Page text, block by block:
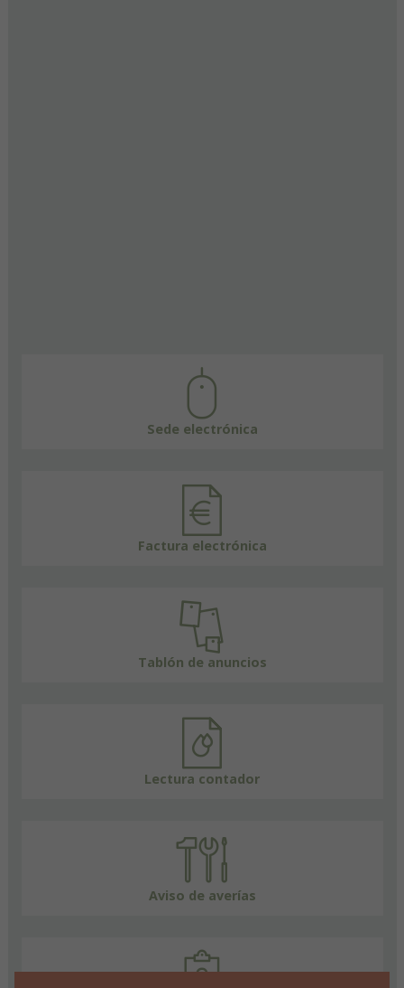
Sede electrónica
Factura electrónica
Tablón de anuncios
Lectura contador
Aviso de averías